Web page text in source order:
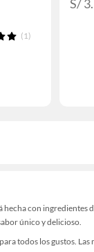
(1)
S/
hecha con ingredientes
único y delicioso.
todos los gustos.